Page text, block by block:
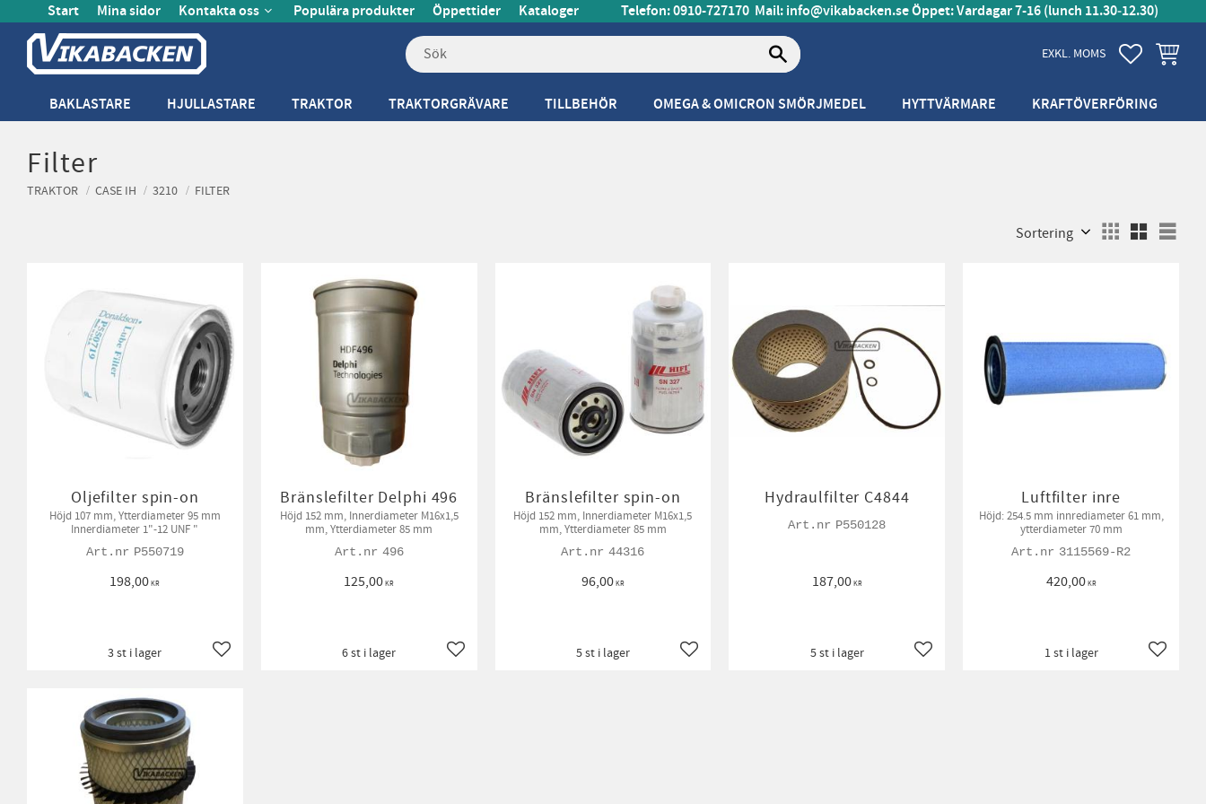
Start Mina sidor Kontakta oss Populära produkter Öppettider Kataloger Telefon: 0910-727170 Mail:info@vikabacken.seÖppet: Vardagar 7-16 (lunch 11.30‑12.30)
EXKL. MOMS FAVORITER
BAKLASTARE HJULLASTARE TRAKTOR TRAKTORGRÄVARE TILLBEHÖR OMEGA & OMICRON SMÖRJMEDEL HYTTVÄRMARE KRAFTÖVERFÖRING
Filter
TRAKTOR CASE IH 3210 FILTER
Oljefilter spin-on
Höjd 107 mm, Ytterdiameter 95 mm
Innerdiameter 1"-12 UNF "
P550719
198,00KR
Lägg till i favoriter
3 st i lager
Bränslefilter Delphi 496
Höjd 152 mm, Innerdiameter M16x1,5
mm, Ytterdiameter 85 mm
496
125,00KR
Lägg till i favoriter
6 st i lager
Bränslefilter spin-on
Höjd 152 mm, Innerdiameter M16x1,5
mm, Ytterdiameter 85 mm
44316
96,00KR
Lägg till i favoriter
5 st i lager
Hydraulfilter C4844
P550128
187,00KR
Lägg till i favoriter
5 st i lager
Luftfilter inre
Höjd: 254.5 mm innrediameter 61 mm,
ytterdiameter 70 mm
3115569-R2
420,00KR
Lägg
1 st i lager